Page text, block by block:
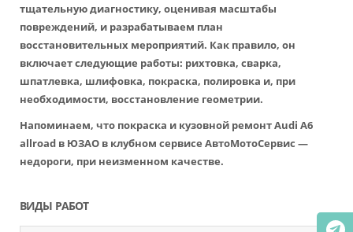
тщательную диагностику, оценивая масштабы
повреждений, и разрабатываем план
восстановительных мероприятий. Как правило, он
включает следующие работы: рихтовка, сварка,
шпатлевка, шлифовка, покраска, полировка и, при
необходимости, восстановление геометрии.
Напоминаем, что покраска и кузовной ремонт Audi A6
allroad в ЮЗАО в клубном сервисе АвтоМотоСервис —
недороги, при неизменном качестве.
ВИДЫ РАБОТ